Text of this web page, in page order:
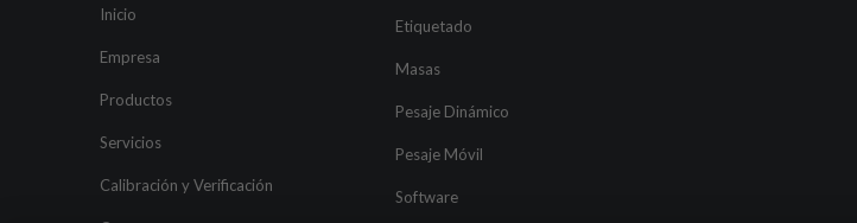
Inicio
Empresa
Productos
Servicios
Calibración y Verificación
Etiquetado
Masas
Pesaje Dinámico
Pesaje Móvil
Software